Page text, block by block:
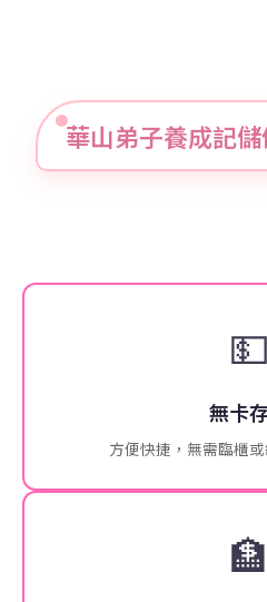
華山弟子養成記
💵
無卡
方便快捷，無需臨櫃
🏦